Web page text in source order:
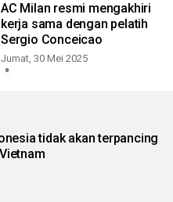
AC Milan resmi mengakhiri
kerja sama dengan pelatih
Sergio Conceicao
Jumat, 30 Mei 2025
tidak akan terpancing